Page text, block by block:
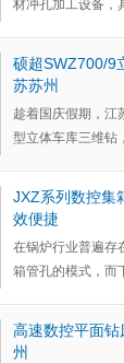
材冲孔加工设备，
硕超SWZ700/9
苏苏州
趁着国庆假期，江
型立体车库三维钻
JXZ系列数控集
效便捷
在锅炉行业普遍存
箱管孔的模式，而
高速数控平面
州